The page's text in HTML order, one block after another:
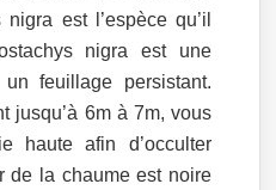
est l’espèce qu’il
nigra est une
feuillage persistant.
jusqu’à 6m à 7m, vous
haute afin d’occulter
de la chaume est noire